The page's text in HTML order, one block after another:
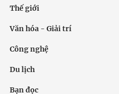
Thế giới
Văn hóa - Giải trí
Công nghệ
Du lịch
Bạn đọc